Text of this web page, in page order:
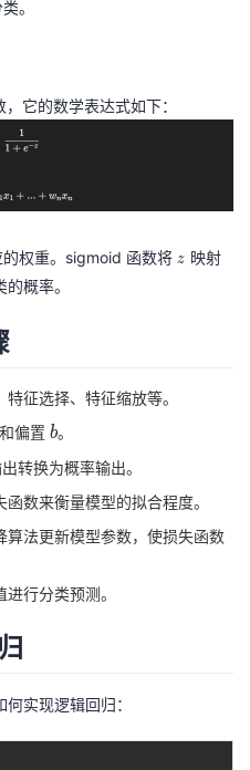
。
它的数学表达式如下：
的权重。sigmoid 函数将 z 映射
概率。
征选择、特征缩放等。
和偏置b
b。
转换为概率输出。
数来衡量模型的拟合程度。
算法更新模型参数，使损失函数
行分类预测。
实现逻辑回归：